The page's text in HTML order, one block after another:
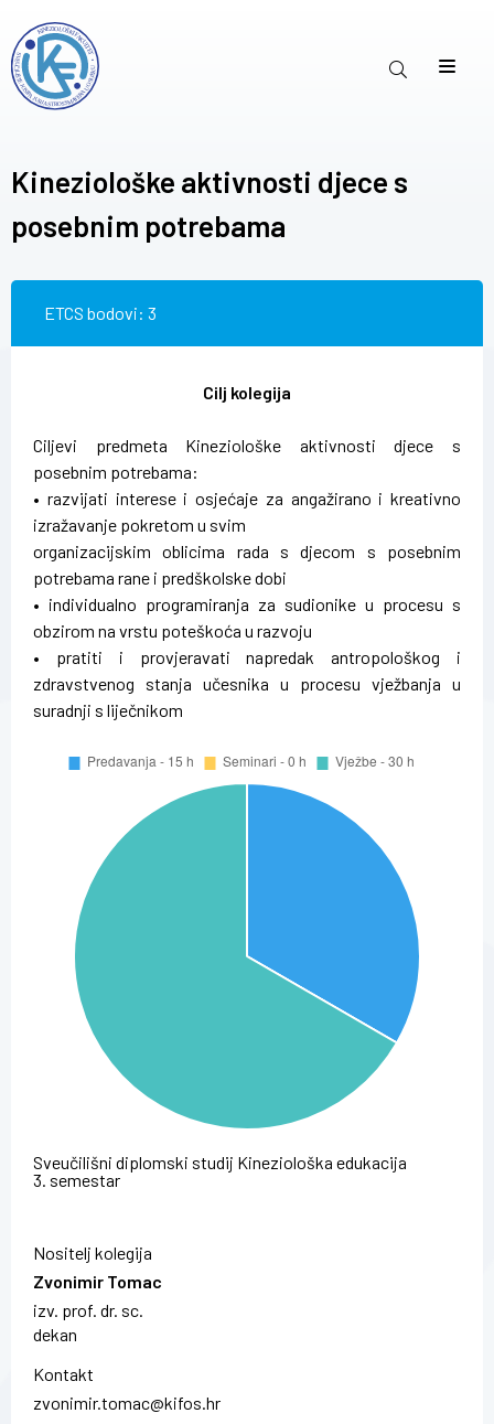
Kineziološke aktivnosti djece s
posebnim potrebama
ETCS bodovi: 3
Cilj kolegija
Ciljevi predmeta Kineziološke aktivnosti djece s
posebnim potrebama:
• razvijati interese i osjećaje za angažirano i kreativno
izražavanje pokretom u svim
organizacijskim oblicima rada s djecom s posebnim
potrebama rane i predškolske dobi
• individualno programiranja za sudionike u procesu s
obzirom na vrstu poteškoća u razvoju
• pratiti i provjeravati napredak antropološkog i
zdravstvenog stanja učesnika u procesu vježbanja u
suradnji s liječnikom
Sveučilišni diplomski studij Kineziološka edukacija
3. semestar
Nositelj kolegija
Zvonimir Tomac
izv. prof. dr. sc.
dekan
Kontakt
zvonimir.tomac@kifos.hr